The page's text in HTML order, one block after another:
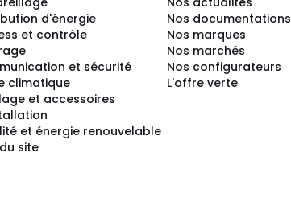
d'énergie
et contrôle
et sécurité
climatique
et accessoires
et énergie renouvelable
site
Nos documentations
Nos marques
Nos marchés
Nos configurateurs
L'offre verte